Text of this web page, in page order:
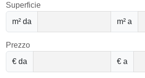
Superficie
m² da
m² a
Prezzo
€ da
€ a